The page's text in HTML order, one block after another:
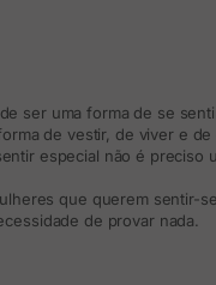
ser uma forma de se
de vestir, de viver e
especial não é preciso
que querem sentir-
de provar nada.